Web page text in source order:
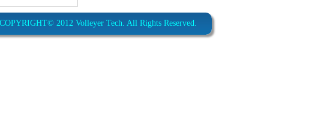
COPYRIGHT© 2012 Volleyer Tech. All Rights Reserved.